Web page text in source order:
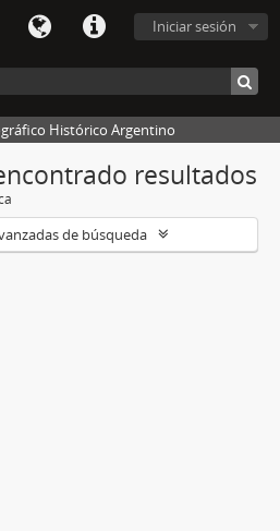
Iniciar sesión
Histórico Argentino
resultados
de búsqueda